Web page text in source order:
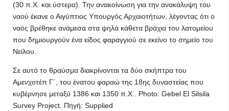
(30 π.Χ. και ύστερα). Την ανακοίνωση για την ανακάλυψη του
ναού έκανε ο Αιγύπτιος Υπουργός Αρχαιοτήτων, λέγοντας ότι ο
ναός βρέθηκε ανάμεσα στα ψηλά κάθετα βράχια του λατομείου
που δημιουργούν ένα είδος φαραγγιού σε εκείνο το σημείο του
Νείλου.
Σε αυτό το θραύσμα διακρίνονται τα δύο σκήπτρα του
Αμενχοτέπ Γ΄, του ένατου φαραώ της 18ης δυναστείας που
κυβέρνησε μεταξύ 1386 και 1350 π.Χ.. Photo: Gebel El Silsila
Survey Project. Πηγή: Supplied